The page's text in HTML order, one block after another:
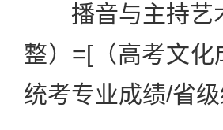
播音与主持艺
整）=[（高考文
统考专业成绩/省